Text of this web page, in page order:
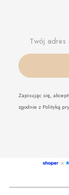
Twój adres
Zapisując się,
zgodnie z Polityką